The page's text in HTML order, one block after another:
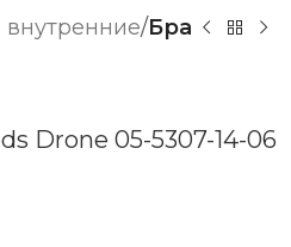
Бра
Drone 05-5307-14-06